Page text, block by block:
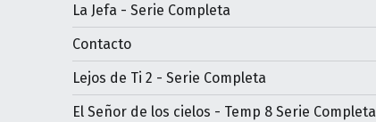
La Jefa - Serie Completa
Contacto
Lejos de Ti 2 - Serie Completa
El Señor de los cielos - Temp 8 Serie Completa